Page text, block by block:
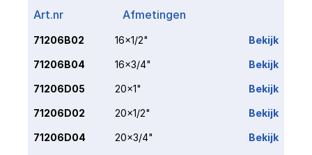
Art.nr Afmetingen
71206B02 16x1/2" Bekijk
71206B04 16x3/4" Bekijk
71206D05 20x1" Bekijk
71206D02 20x1/2" Bekijk
71206D04 20x3/4" Bekijk